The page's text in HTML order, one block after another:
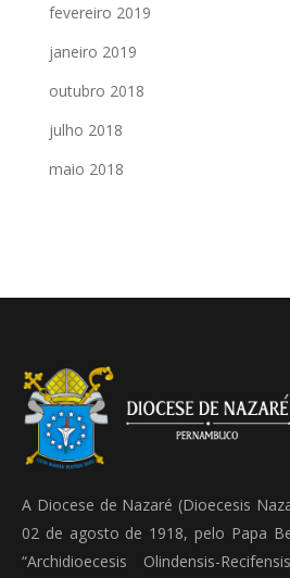
fevereiro 2019
janeiro 2019
outubro 2018
julho 2018
maio 2018
A Diocese de Nazaré (Dioecesis
02 de agosto de 1918, pelo Papa
“Archidioecesis Olindensis-